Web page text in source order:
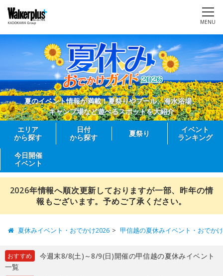
MENU
夏のイベント情報が満載！夏祭りやプール、海水浴場、
キャンプ場など遊べるスポットを大紹介
エリア
から探す
日付
から探す
夏祭り
イベント
ランキング
今日開催
イベント
2026年情報へ順次更新しておりますが一部、昨年の情
報もございます。予めご了承ください。
夏休みイベント・おでかけ2026 甲信越の夏休みイベント・おでか
おすすめ
今週末8/8(土)～8/9(日)開催の甲信越の夏休みイベント
一覧